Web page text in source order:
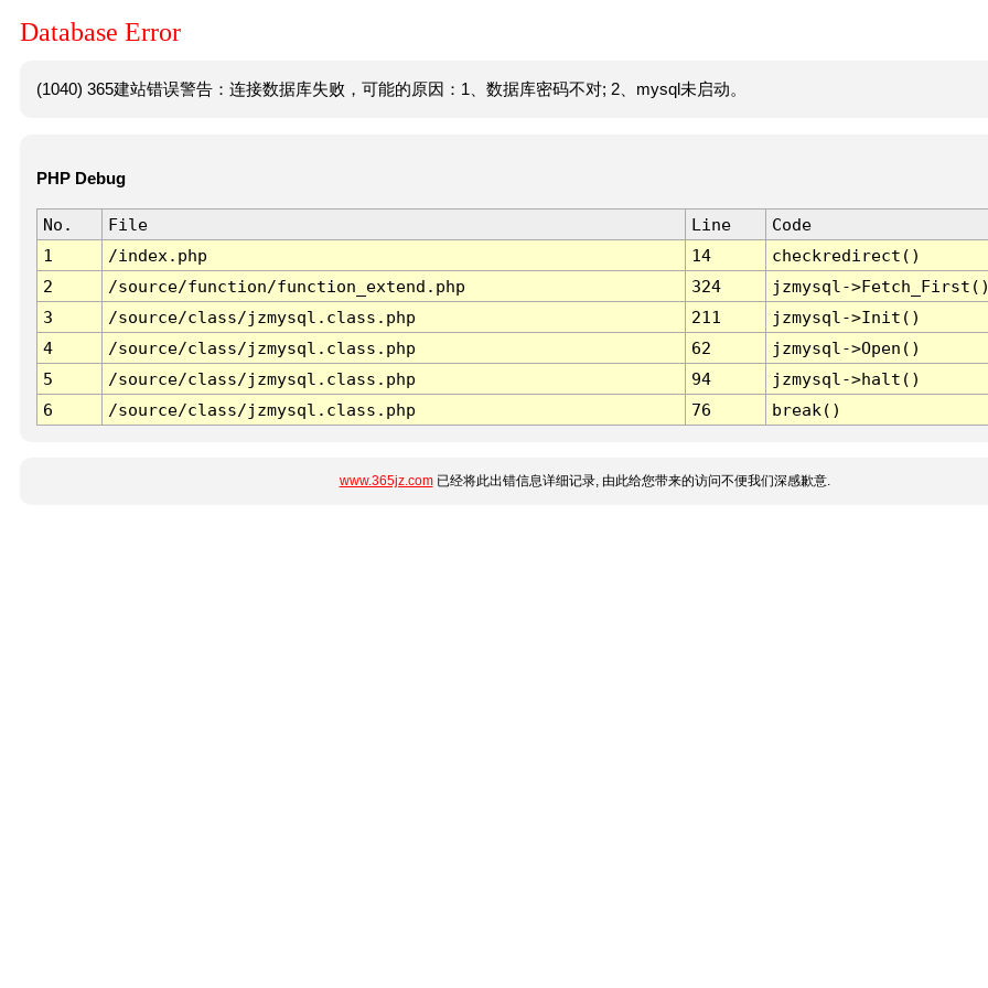
Database Error
(1040) 365建站错误警告：连接数据库失败，可能的原因：1、数据库密码不对; 2、mysql未启动。
PHP Debug
No. File Line
Code
1
/index.php 14
checkredirect()
2
/source/function/function_extend.php 324
jzmysql-
3
/source/class/jzmysql.class.php 211
jzmysql->Init()
4
/source/class/jzmysql.class.php 62
jzmysql->Open()
5
/source/class/jzmysql.class.php 94
jzmysql->halt()
6
/source/class/jzmysql.class.php 76 break()
www.365jz.com已经将此出错信息详细记录, 由此给您带来的访问不便我们深感歉意.